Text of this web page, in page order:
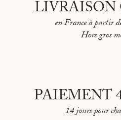
LIVRAISON
en France à partir
Hors gros
PAIEMENT
14 jours pour